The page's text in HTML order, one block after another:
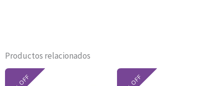
Productos relacionados
El
El